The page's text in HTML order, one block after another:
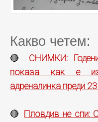
Какво четем:
🔴 СНИМКИ:
показа как е
адреналинка преди
🔴 Пловдив не спи: